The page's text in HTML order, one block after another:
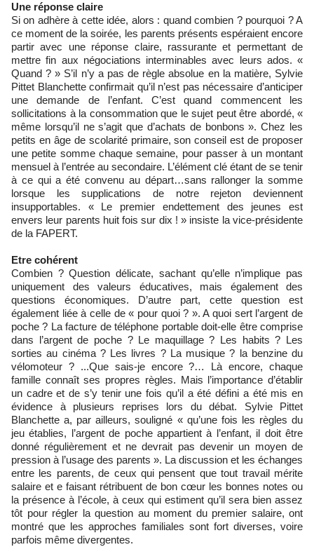
Une réponse claire
Si on adhère à cette idée, alors : quand combien ? pourquoi ? A
ce moment de la soirée, les parents présents espéraient encore
partir avec une réponse claire, rassurante et permettant de
mettre fin aux négociations interminables avec leurs ados. «
Quand ? » S’il n’y a pas de règle absolue en la matière, Sylvie
Pittet Blanchette confirmait qu’il n’est pas nécessaire d’anticiper
une demande de l’enfant. C’est quand commencent les
sollicitations à la consommation que le sujet peut être abordé, «
même lorsqu’il ne s’agit que d’achats de bonbons ». Chez les
petits en âge de scolarité primaire, son conseil est de proposer
une petite somme chaque semaine, pour passer à un montant
mensuel à l’entrée au secondaire. L’élément clé étant de se tenir
à ce qui a été convenu au départ…sans rallonger la somme
lorsque les supplications de notre rejeton deviennent
insupportables. « Le premier endettement des jeunes est
envers leur parents huit fois sur dix ! » insiste la vice-présidente
de la FAPERT.
Etre cohérent
Combien ? Question délicate, sachant qu’elle n’implique pas
uniquement des valeurs éducatives, mais également des
questions économiques. D’autre part, cette question est
également liée à celle de « pour quoi ? ». A quoi sert l’argent de
poche ? La facture de téléphone portable doit-elle être comprise
dans l’argent de poche ? Le maquillage ? Les habits ? Les
sorties au cinéma ? Les livres ? La musique ? la benzine du
vélomoteur ? ...Que sais-je encore ?… Là encore, chaque
famille connaît ses propres règles. Mais l’importance d’établir
un cadre et de s’y tenir une fois qu’il a été défini a été mis en
évidence à plusieurs reprises lors du débat. Sylvie Pittet
Blanchette a, par ailleurs, souligné « qu’une fois les règles du
jeu établies, l’argent de poche appartient à l’enfant, il doit être
donné régulièrement et ne devrait pas devenir un moyen de
pression à l’usage des parents ». La discussion et les échanges
entre les parents, de ceux qui pensent que tout travail mérite
salaire et e faisant rétribuent de bon cœur les bonnes notes ou
la présence à l’école, à ceux qui estiment qu’il sera bien assez
tôt pour régler la question au moment du premier salaire, ont
montré que les approches familiales sont fort diverses, voire
parfois même divergentes.